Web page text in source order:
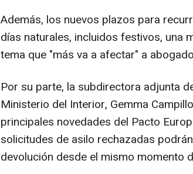
Además, los nuevos plazos para
días naturales, incluidos festivos, una
tema que "más va a afectar" a
Por su parte, la subdirectora adjunta
Ministerio del Interior, Gemma
principales novedades del Pacto
solicitudes de asilo rechazadas
devolución desde el mismo momento